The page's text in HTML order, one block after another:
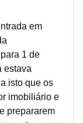
em
1 de
estava
isto que os
imobiliário e
prepararem